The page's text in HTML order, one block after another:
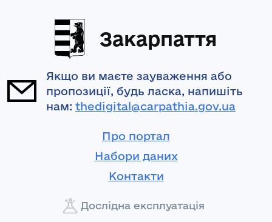
Закарпаття
Якщо ви маєте зауваження або
пропозиції, будь ласка, напишіть
нам: thedigital@carpathia.gov.ua
Про портал
Набори даних
Контакти
Дослідна експлуатація